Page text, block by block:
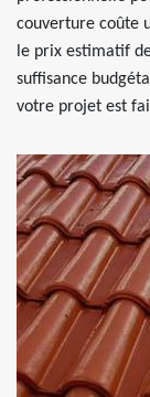
couverture coûte
le prix estimatif
suffisance
votre projet est